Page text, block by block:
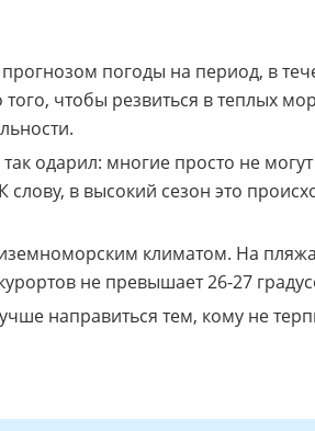
погоды на период, в
чтобы резвиться в теплых
одарил: многие просто не
в высокий сезон это
климатом. На
не превышает 26-27
направиться тем, кому не